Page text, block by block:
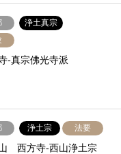
浄土真宗
-真宗佛光寺派
浄土宗 法要
西方寺-西山浄土宗